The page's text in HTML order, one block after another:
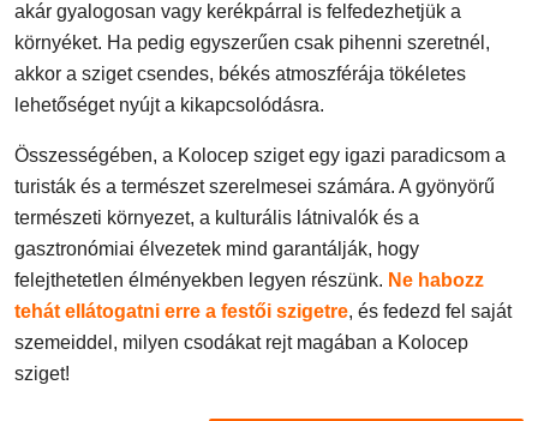
akár gyalogosan vagy kerékpárral is felfedezhetjük a
környéket. Ha pedig egyszerűen csak pihenni szeretnél,
akkor a sziget csendes, békés atmoszférája tökéletes
lehetőséget nyújt a kikapcsolódásra.
Összességében, a Kolocep sziget egy igazi paradicsom a
turisták és a természet szerelmesei számára. A gyönyörű
természeti környezet, a kulturális látnivalók és a
gasztronómiai élvezetek mind garantálják, hogy
felejthetetlen élményekben legyen részünk. Ne habozz
tehát ellátogatni erre a festői szigetre, és fedezd fel saját
szemeiddel, milyen csodákat rejt magában a Kolocep
sziget!